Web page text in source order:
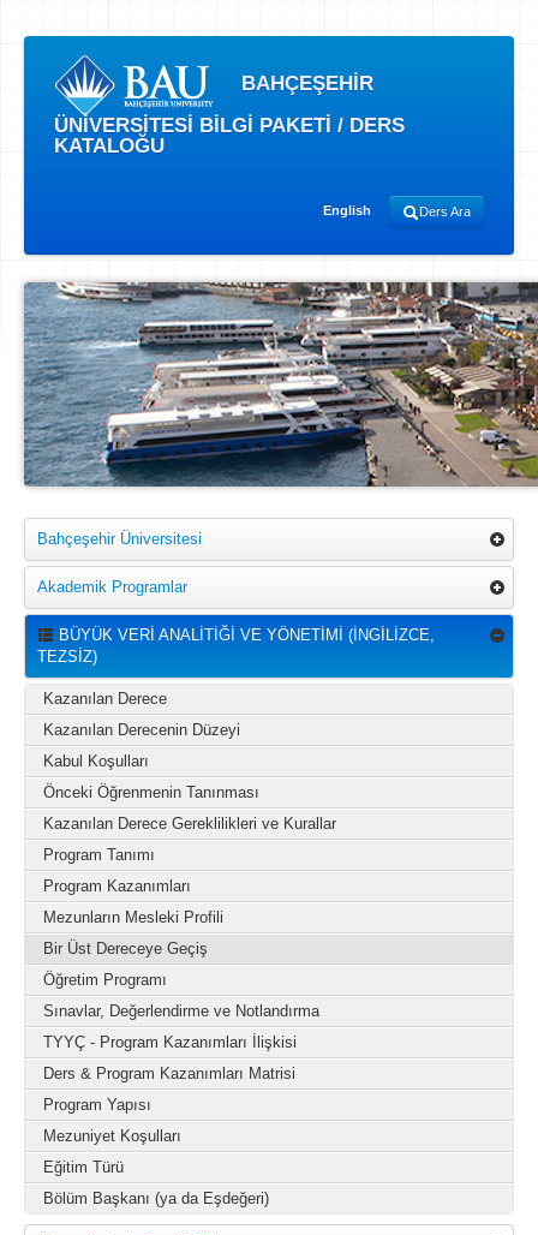
BAHÇEŞEHİR
ÜNİVERSİTESİ BİLGİ PAKETİ / DERS
KATALOĞU
English Ders Ara
Bahçeşehir Üniversitesi
Akademik Programlar
BÜYÜK VERİ ANALİTİĞİ VE YÖNETİMİ (İNGİLİZCE,
TEZSİZ)
Kazanılan Derece
Kazanılan Derecenin Düzeyi
Kabul Koşulları
Önceki Öğrenmenin Tanınması
Kazanılan Derece Gereklilikleri ve Kurallar
Program Tanımı
Program Kazanımları
Mezunların Mesleki Profili
Bir Üst Dereceye Geçiş
Öğretim Programı
Sınavlar, Değerlendirme ve Notlandırma
TYYÇ - Program Kazanımları İlişkisi
Ders & Program Kazanımları Matrisi
Program Yapısı
Mezuniyet Koşulları
Eğitim Türü
Bölüm Başkanı (ya da Eşdeğeri)